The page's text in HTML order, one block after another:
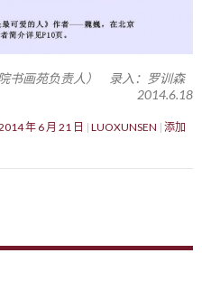
书画苑负责人） 录入：罗训森
2014.6.18
年 6 月 21 日 LUOXUNSEN 添加